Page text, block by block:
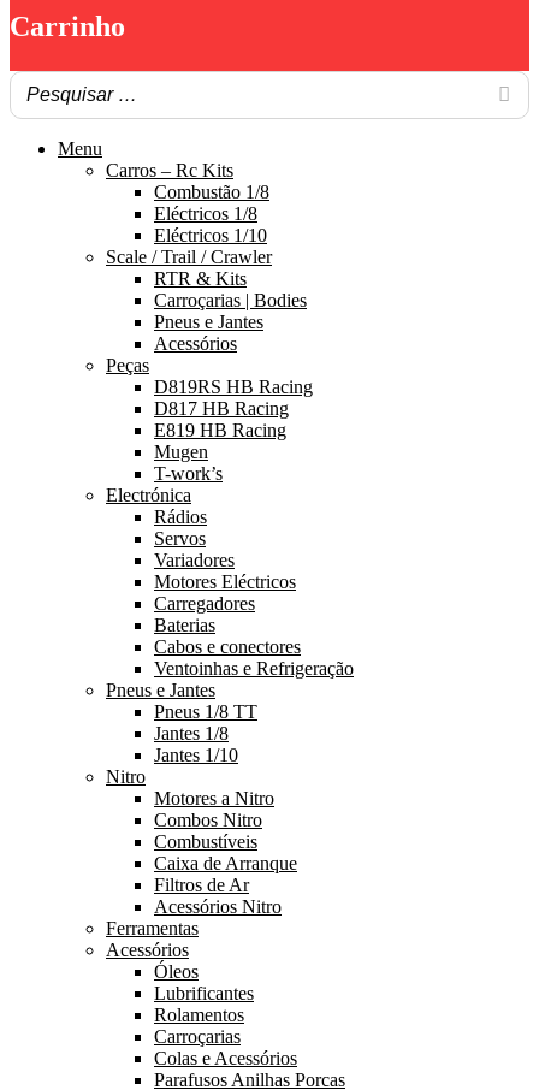
Carrinho
Menu
Carros – Rc Kits
Combustão 1/8
Eléctricos 1/8
Eléctricos 1/10
Scale / Trail / Crawler
RTR & Kits
Carroçarias | Bodies
Pneus e Jantes
Acessórios
Peças
D819RS HB Racing
D817 HB Racing
E819 HB Racing
Mugen
T-work’s
Electrónica
Rádios
Servos
Variadores
Motores Eléctricos
Carregadores
Baterias
Cabos e conectores
Ventoinhas e Refrigeração
Pneus e Jantes
Pneus 1/8 TT
Jantes 1/8
Jantes 1/10
Nitro
Motores a Nitro
Combos Nitro
Combustíveis
Caixa de Arranque
Filtros de Ar
Acessórios Nitro
Ferramentas
Acessórios
Óleos
Lubrificantes
Rolamentos
Carroçarias
Colas e Acessórios
Parafusos Anilhas Porcas